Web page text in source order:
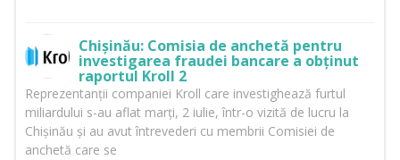
Chișinău: Comisia de anchetă pentru
investigarea fraudei bancare a obținut
raportul Kroll 2
Reprezentanții companiei Kroll care investighează furtul
miliardului s-au aflat marți, 2 iulie, într-o vizită de lucru la
Chișinău și au avut întrevederi cu membrii Comisiei de
anchetă care se